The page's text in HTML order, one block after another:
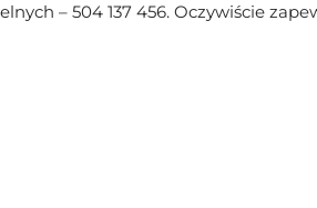
– 504 137 456. Oczywiście